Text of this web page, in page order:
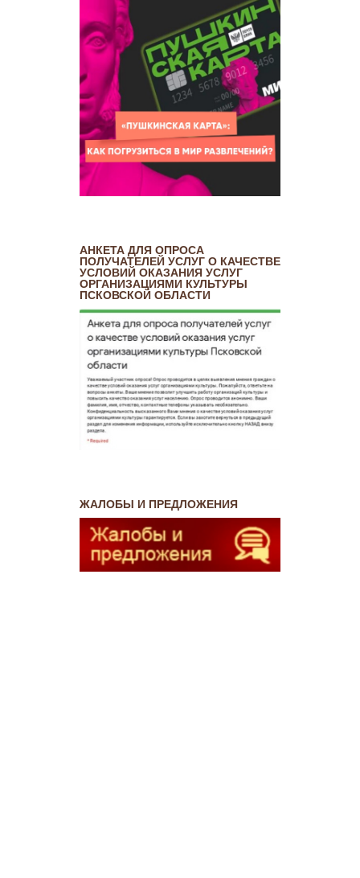
АНКЕТА ДЛЯ ОПРОСА
ПОЛУЧАТЕЛЕЙ УСЛУГ О КАЧЕСТВЕ
УСЛОВИЙ ОКАЗАНИЯ УСЛУГ
ОРГАНИЗАЦИЯМИ КУЛЬТУРЫ
ПСКОВСКОЙ ОБЛАСТИ
ЖАЛОБЫ И ПРЕДЛОЖЕНИЯ